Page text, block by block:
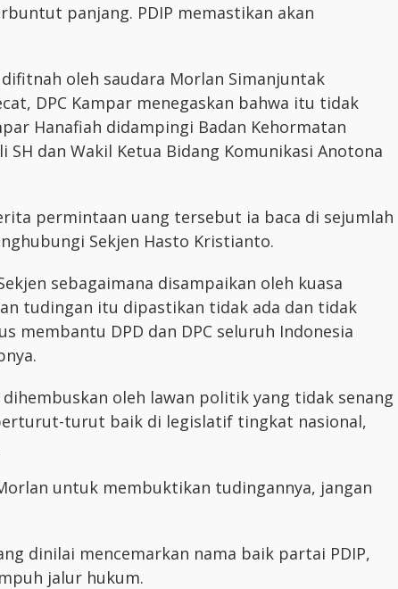
panjang. PDIP memastikan akan
oleh saudara Morlan Simanjuntak
DPC Kampar menegaskan bahwa itu tidak
Hanafiah didampingi Badan Kehormatan
dan Wakil Ketua Bidang Komunikasi Anotona
permintaan uang tersebut ia baca di sejumlah
Sekjen Hasto Kristianto.
sebagaimana disampaikan oleh kuasa
tudingan itu dipastikan tidak ada dan tidak
membantu DPD dan DPC seluruh Indonesia
oleh lawan politik yang tidak senang
turut baik di legislatif tingkat nasional,
untuk membuktikan tudingannya, jangan
dinilai mencemarkan nama baik partai PDIP,
jalur hukum.